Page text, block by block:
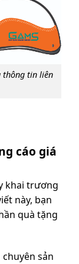
thông tin liên
cáo giá
khai trương
này, bạn
quà tặng
chuyên sản